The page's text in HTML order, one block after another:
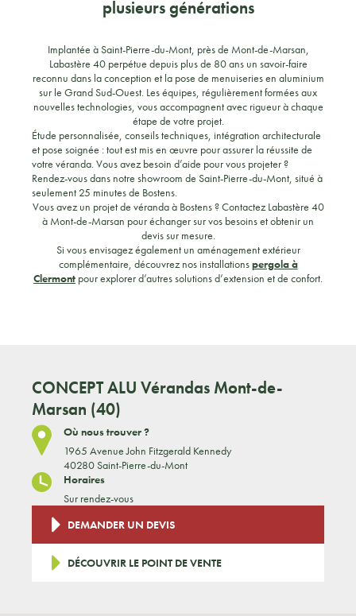
plusieurs générations
Implantée à Saint-Pierre-du-Mont, près de Mont-de-Marsan,
Labastère 40 perpétue depuis plus de 80 ans un savoir-faire
reconnu dans la conception et la pose de menuiseries en aluminium
sur le Grand Sud-Ouest. Les équipes, régulièrement formées aux
nouvelles technologies, vous accompagnent avec rigueur à chaque
étape de votre projet.
Étude personnalisée, conseils techniques, intégration architecturale
et pose soignée : tout est mis en œuvre pour assurer la réussite de
votre véranda. Vous avez besoin d’aide pour vous projeter ?
Rendez-vous dans notre showroom de Saint-Pierre-du-Mont, situé à
seulement 25 minutes de Bostens.
Vous avez un projet de véranda à Bostens ? Contactez Labastère 40
à Mont-de-Marsan pour échanger sur vos besoins et obtenir un
devis sur mesure.
Si vous envisagez également un aménagement extérieur
complémentaire, découvrez nos installationspergola à
Clermont pour explorer d’autres solutions d’extension et de confort.
CONCEPT ALU Vérandas Mont-de-
Marsan (40)
Où nous trouver ?
1965 Avenue John Fitzgerald Kennedy
40280 Saint-Pierre-du-Mont
Horaires
Sur rendez-vous
DEMANDER UN DEVIS
DÉCOUVRIR LE POINT DE VENTE